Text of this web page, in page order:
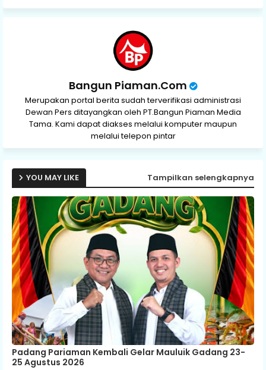
Bangun Piaman.Com
Merupakan portal berita sudah terverifikasi administrasi
Dewan Pers ditayangkan oleh PT.Bangun Piaman Media
Tama. Kami dapat diakses melalui komputer maupun
melalui telepon pintar
YOU MAY LIKE Tampilkan selengkapnya
Padang Pariaman Kembali Gelar Mauluik Gadang 23-
25 Agustus 2026